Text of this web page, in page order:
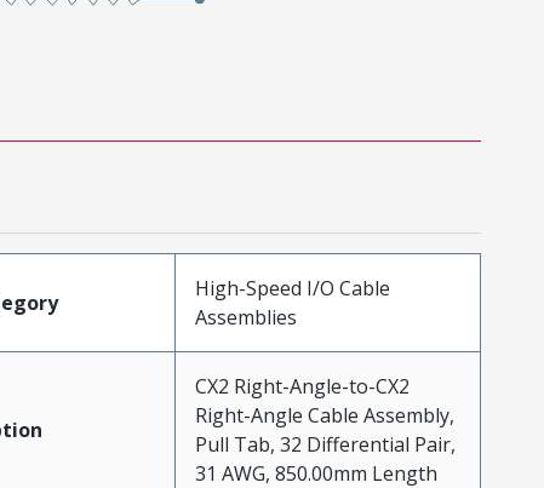
High-Speed I/O Cable
Assemblies
CX2 Right-Angle-to-CX2
Right-Angle Cable Assembly,
Pull Tab, 32 Differential Pair,
31 AWG, 850.00mm Length